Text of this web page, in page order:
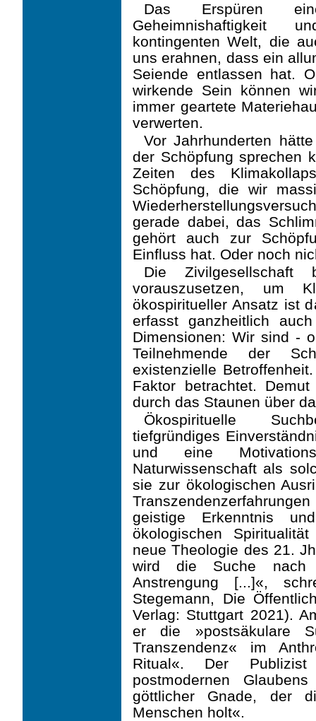
Das Erspüren
Geheimnishaftigkeit
kontingenten Welt, die
uns erahnen, dass ein
Seiende entlassen hat.
wirkende Sein können
immer geartete
verwerten.
Vor Jahrhunderten
der Schöpfung sprechen
Zeiten des
Schöpfung, die wir
gerade dabei, das
gehört auch zur
Einfluss hat. Oder noch
Die Zivilgesellschaft
vorauszusetzen, um
ökospiritueller Ansatz ist
erfasst ganzheitlich
Dimensionen: Wir sind -
Teilnehmende der
existenzielle
Faktor betrachtet.
durch das Staunen über
Ökospirituelle
tiefgründiges
und eine
Naturwissenschaft als
sie zur ökologischen
geistige Erkenntnis
ökologischen
neue Theologie des 21.
wird die Suche nach
Anstrengung [...]«,
Stegemann, Die
Verlag: Stuttgart 2021).
er die »post­säkulare
Transzendenz« im
Ritual«. Der
postmodernen
göttlicher Gnade, der
Menschen holt«.